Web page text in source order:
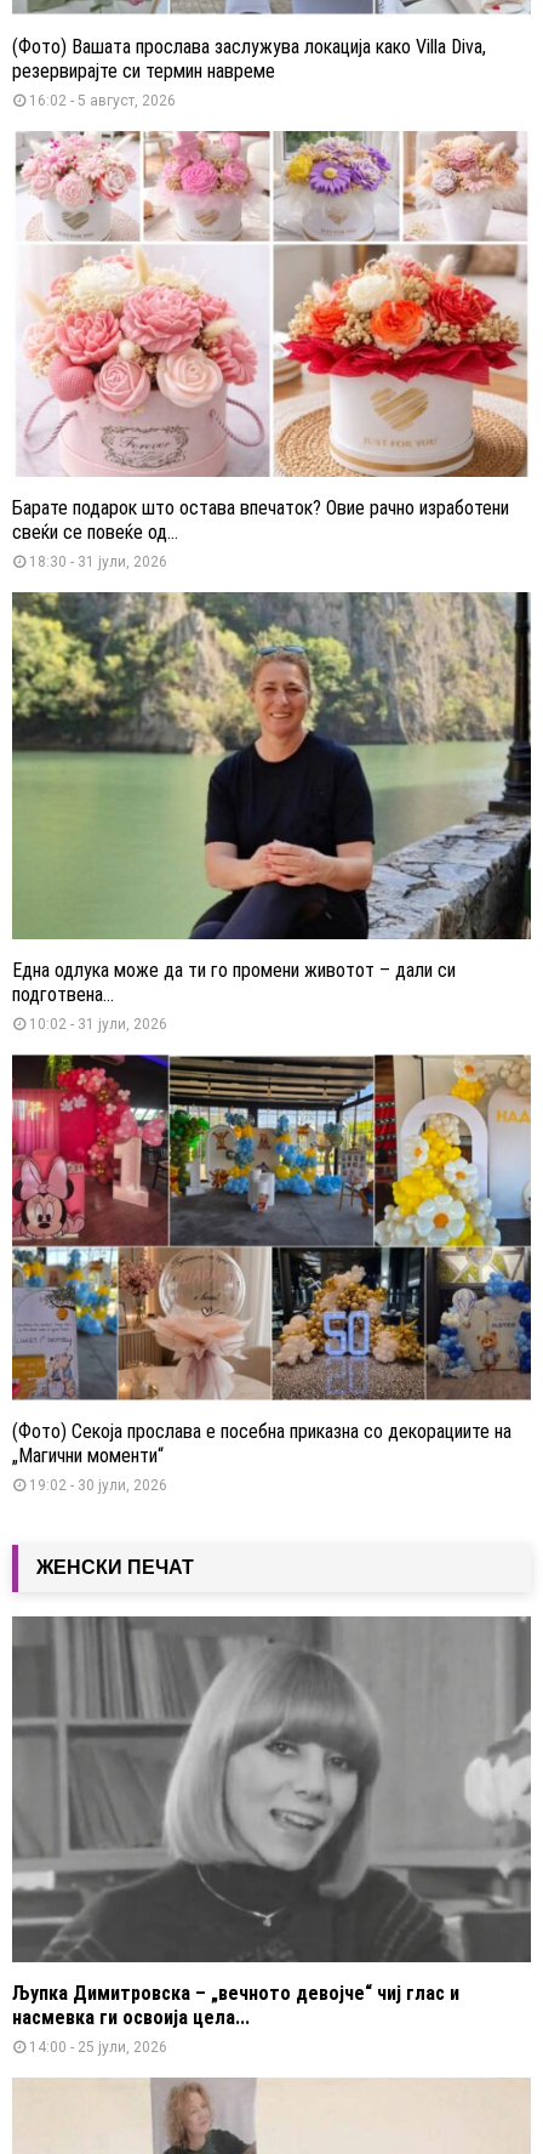
(Фото) Вашата прослава заслужува локација како Villa Diva,
резервирајте си термин навреме
16:02 - 5 август, 2026
Барате подарок што остава впечаток? Овие рачно изработени
свеќи се повеќе од...
18:30 - 31 јули, 2026
Една одлука може да ти го промени животот – дали си
подготвена...
10:02 - 31 јули, 2026
(Фото) Секоја прослава е посебна приказна со декорациите на
„Магични моменти“
19:02 - 30 јули, 2026
ЖЕНСКИ ПЕЧАТ
Љупка Димитровска – „вечното девојче“ чиј глас и
насмевка ги освоија цела...
14:00 - 25 јули, 2026